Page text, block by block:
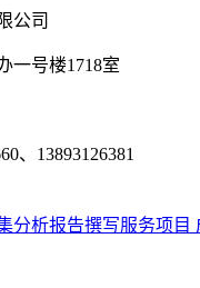
公司
一号楼1718室
、13893126381
分析报告撰写服务项目